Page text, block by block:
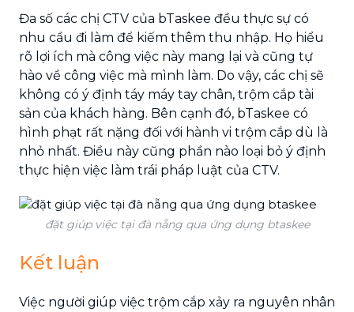
Đa số các chị CTV của bTaskee đều thực sự có
nhu cầu đi làm để kiếm thêm thu nhập. Họ hiểu
rõ lợi ích mà công việc này mang lại và cũng tự
hào về công việc mà mình làm. Do vậy, các chị sẽ
không có ý định táy máy tay chân, trộm cắp tài
sản của khách hàng. Bên cạnh đó, bTaskee có
hình phạt rất nặng đối với hành vi trộm cắp dù là
nhỏ nhất. Điều này cũng phần nào loại bỏ ý định
thực hiện việc làm trái pháp luật của CTV.
đặt giúp việc tại đà nẵng qua ứng dụng btaskee
Kết luận
Việc người giúp việc trộm cắp xảy ra nguyên nhân